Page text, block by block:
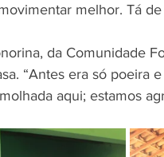
melhor. Tá
da Comunidade
“Antes era só poeira
aqui; estamos